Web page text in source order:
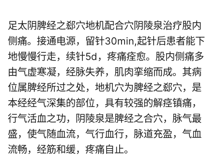
足太阴脾经之郄穴地机配合穴阴陵泉治疗股内
侧痛。接通电源，留针30min,起针后患者能下
地慢慢行走，续针5d，疼痛痊愈。股内侧痛多
由气虚寒凝，经脉失养，肌肉挛缩而成。其病
位属脾经所过之处，地机穴为脾经之郄穴，是
本经经气深集的部位，具有较强的解痉镇痛，
行气活血之功，阴陵泉是脾经之合穴，脉气最
盛，使气随血流，气行血行，脉道充盈，气血
流畅，经筋和缓，疼痛自止。